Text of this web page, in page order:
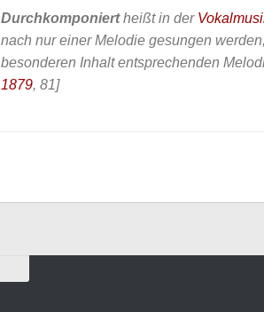
Durchkomponiertheißt in der
nach nur einer Melodie gesungen
besonderen Inhalt entsprechenden
1879, 81]